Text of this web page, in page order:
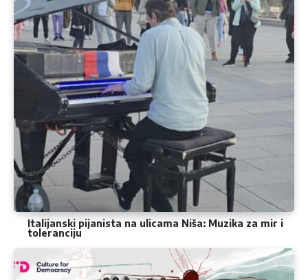
Italijanski pijanista na ulicama Niša: Muzika za mir i
toleranciju